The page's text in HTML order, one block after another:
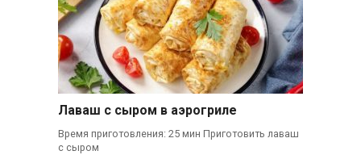
Лаваш с сыром в аэрогриле
Время приготовления: 25 мин Приготовить лаваш
с сыром